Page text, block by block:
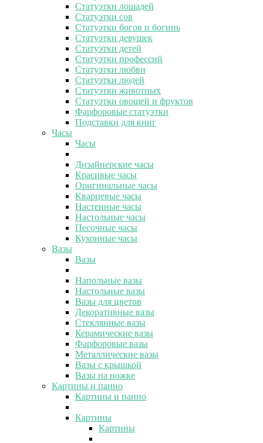
Статуэтки лошадей
Статуэтки сов
Статуэтки богов и богинь
Статуэтки девушек
Статуэтки детей
Статуэтки профессий
Статуэтки любви
Статуэтки людей
Статуэтки животных
Статуэтки овощей и фруктов
Фарфоровые статуэтки
Подставки для книг
Часы
Часы
Дизайнерские часы
Красивые часы
Оригинальные часы
Кварцевые часы
Настенные часы
Настольные часы
Песочные часы
Кухонные часы
Вазы
Вазы
Напольные вазы
Настольные вазы
Вазы для цветов
Декоративные вазы
Стеклянные вазы
Керамические вазы
Фарфоровые вазы
Металлические вазы
Вазы с крышкой
Вазы на ножке
Картины и панно
Картины и панно
Картины
Картины